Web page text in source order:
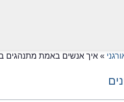
» איך אנשים באמת מתנהגים